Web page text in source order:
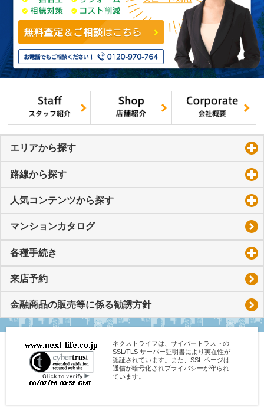
エリアから探す
路線から探す
人気コンテンツから探す
マンションカタログ
各種手続き
来店予約
金融商品の販売等に係る勧誘方針
ネクストライフは、サイバートラストの
SSL/TLS サーバー証明書により実在性が
認証されています。また、SSL ページは
通信が暗号化されプライバシーが守られ
ています。